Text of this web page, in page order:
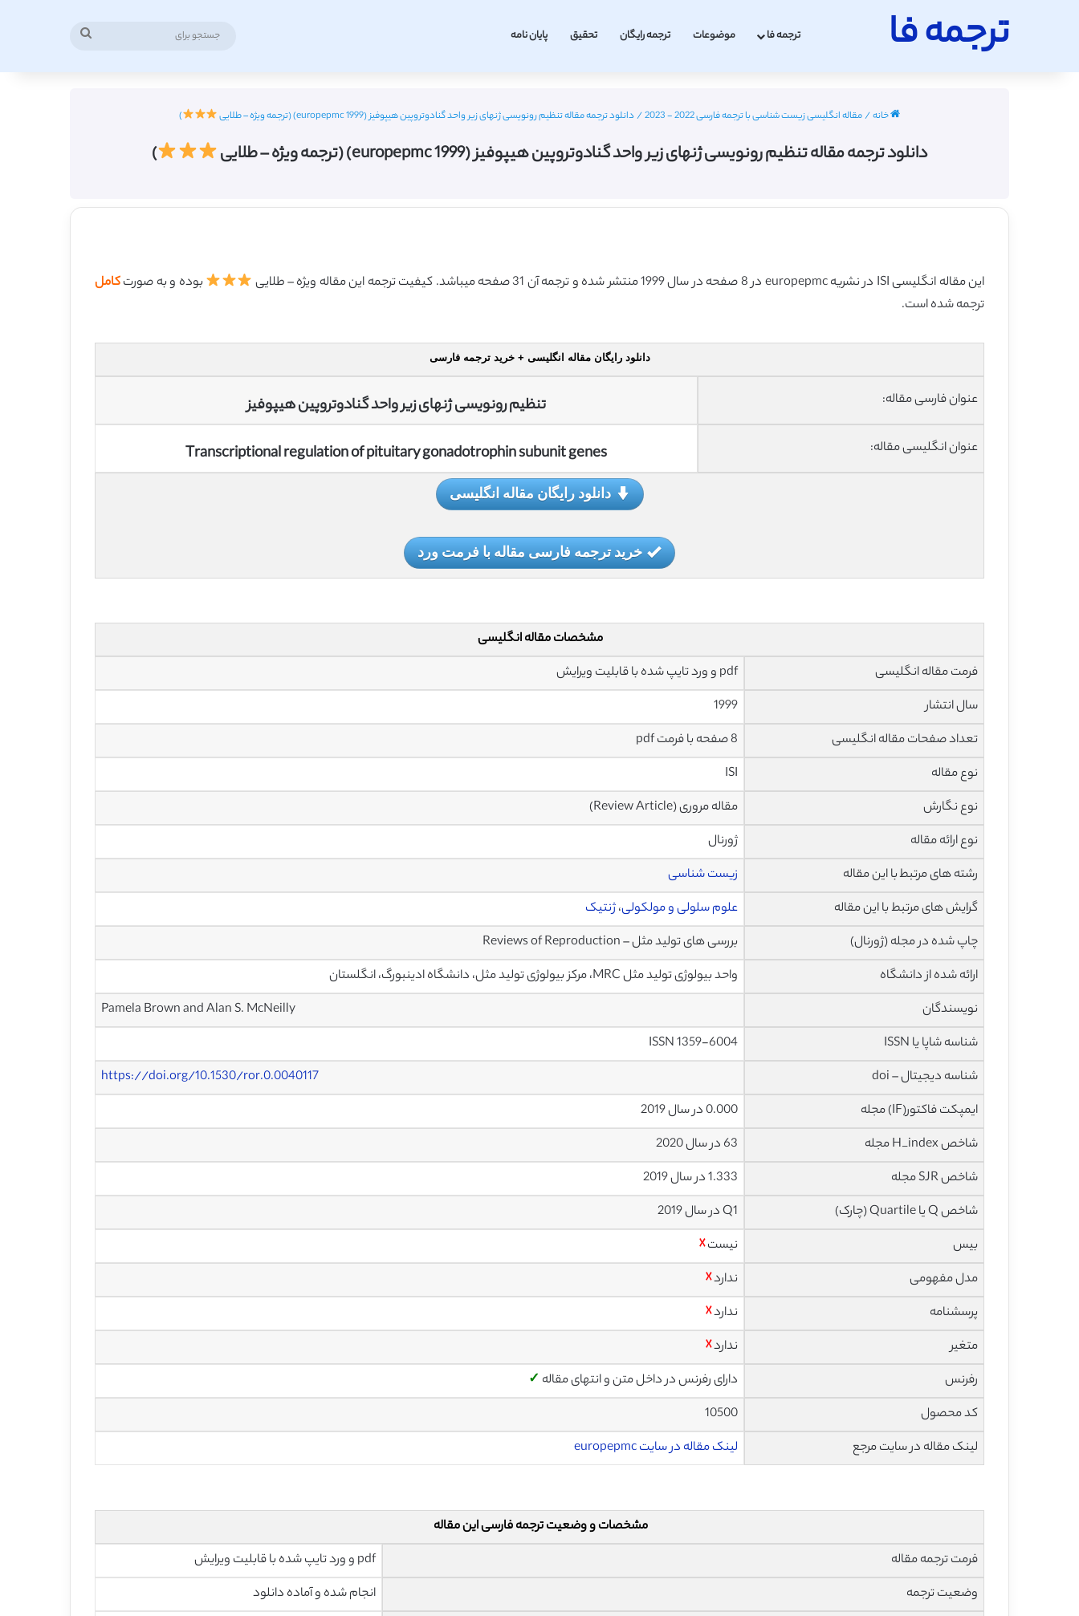
ترجمه فا ترجمه فا موضوعات ترجمه رایگان تحقیق پایان نامه
خانه/مقاله انگلیسی زیست شناسی با ترجمه فارسی 2022 - 2023 / دانلود ترجمه مقاله تنظیم رونویسی ژنهای زیر واحد گنادوتروپین هیپوفیز (europepmc 1999) (ترجمه ویژه – طلایی )
دانلود ترجمه مقاله تنظیم رونویسی ژنهای زیر واحد گنادوتروپین هیپوفیز (europepmc 1999) (ترجمه ویژه – طلایی )
این مقاله انگلیسی ISI در نشریه europepmc در 8 صفحه در سال 1999 منتشر شده و ترجمه آن 31 صفحه میباشد. کیفیت ترجمه این مقاله ویژه – طلایی بوده و به صورتکامل
ترجمه شده است.
دانلود رایگان مقاله انگلیسی + خرید ترجمه فارسی
عنوان فارسی مقاله: تنظیم رونویسی ژنهای زیر واحد گنادوتروپین هیپوفیز
عنوان انگلیسی مقاله: Transcriptional regulation of pituitary gonadotrophin subunit genes
دانلود رایگان مقاله انگلیسی
خرید ترجمه فارسی مقاله با فرمت ورد
مشخصات مقاله انگلیسی
فرمت مقاله انگلیسی
pdf و ورد تایپ شده با قابلیت ویرایش
سال انتشار
1999
تعداد صفحات مقاله انگلیسی
8 صفحه با فرمت pdf
نوع مقاله
ISI
نوع نگارش
مقاله مروری (Review Article)
نوع ارائه مقاله
ژورنال
رشته های مرتبط با این مقاله
زیست شناسی
گرایش های مرتبط با این مقاله
علوم سلولی و مولکولی،ژنتیک
چاپ شده در مجله (ژورنال)
بررسی های تولید مثل – Reviews of Reproduction
ارائه شده از دانشگاه
واحد بیولوژی تولید مثل MRC، مرکز بیولوژی تولید مثل، دانشگاه ادینبورگ، انگلستان
نویسندگان
Pamela Brown and Alan S. McNeilly
شناسه شاپا یا ISSN
ISSN 1359-6004
شناسه دیجیتال – doi
https://doi.org/10.1530/ror.0.0040117
ایمپکت فاکتور(IF) مجله
0.000 در سال 2019
شاخص H_index مجله
63 در سال 2020
شاخص SJR مجله
1.333 در سال 2019
شاخص Q یا Quartile (چارک)
Q1 در سال 2019
بیس
نیست☓
مدل مفهومی
ندارد☓
پرسشنامه
ندارد☓
متغیر
ندارد☓
رفرنس
دارای رفرنس در داخل متن و انتهای مقاله ✓
کد محصول
10500
لینک مقاله در سایت مرجع
لینک مقاله در سایت europepmc
مشخصات و وضعیت ترجمه فارسی این مقاله
فرمت ترجمه مقاله
pdf و ورد تایپ شده با قابلیت ویرایش
وضعیت ترجمه
انجام شده و آماده دانلود